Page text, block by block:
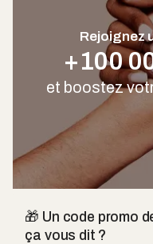
Rejoignez
+100
et boostez
🎁 Un code promo
ça vous dit ?